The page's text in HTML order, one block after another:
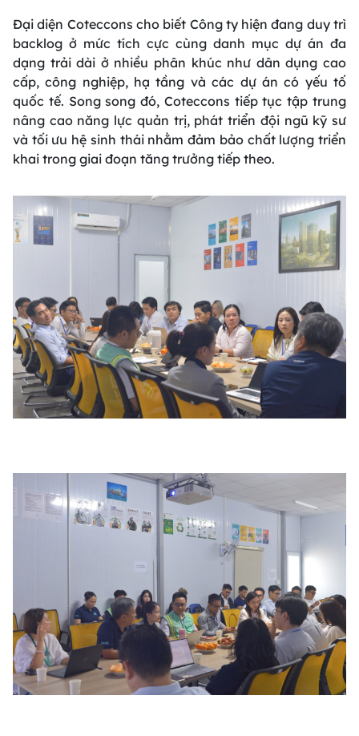
Đại diện Coteccons cho biết Công ty hiện đang duy trì
backlog ở mức tích cực cùng danh mục dự án đa
dạng trải dài ở nhiều phân khúc như dân dụng cao
cấp, công nghiệp, hạ tầng và các dự án có yếu tố
quốc tế. Song song đó, Coteccons tiếp tục tập trung
nâng cao năng lực quản trị, phát triển đội ngũ kỹ sư
và tối ưu hệ sinh thái nhằm đảm bảo chất lượng triển
khai trong giai đoạn tăng trưởng tiếp theo.